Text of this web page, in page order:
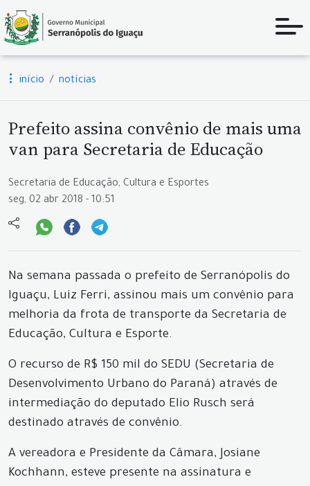
início notícias
Prefeito assina convênio de mais uma
van para Secretaria de Educação
Secretaria de Educação, Cultura e Esportes
seg, 02 abr 2018 - 10:51
Na semana passada o prefeito de Serranópolis do
Iguaçu, Luiz Ferri, assinou mais um convênio para
melhoria da frota de transporte da Secretaria de
Educação, Cultura e Esporte.
O recurso de R$ 150 mil do SEDU (Secretaria de
Desenvolvimento Urbano do Paraná) através de
intermediação do deputado Elio Rusch será
destinado através de convênio.
A vereadora e Presidente da Câmara, Josiane
Kochhann, esteve presente na assinatura e